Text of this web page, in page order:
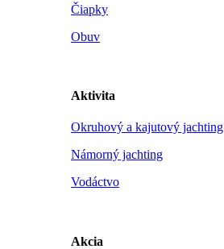
Čiapky
Obuv
Aktivita
Okruhový a kajutový jachting
Námorný jachting
Vodáctvo
Akcia